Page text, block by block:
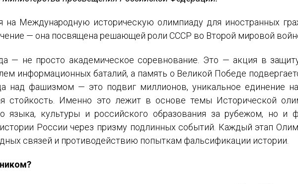
на Международную историческую олимпиаду для иностранных
— она посвящена решающей роли СССР во Второй мировой
— не просто академическое соревнование. Это — акция в
информационных баталий, а память о Великой Победе
над фашизмом — это подвиг миллионов, уникальное единение
стойкость. Именно это лежит в основе темы Исторической
языка, культуры и российского образования за рубежом, но
России через призму подлинных событий. Каждый этап
связей и противодействию попыткам фальсификации истории.